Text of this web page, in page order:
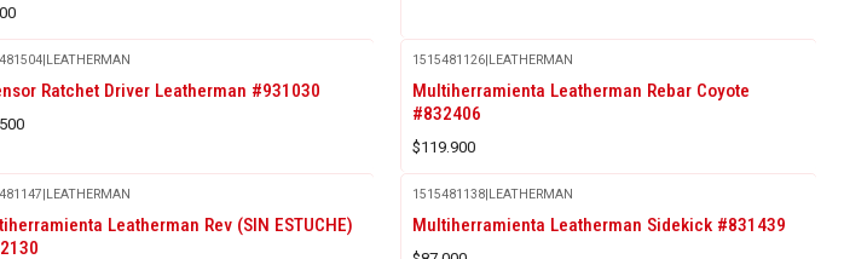
| LEATHERMAN
Ratchet Driver Leatherman #931030
1515481126 LEATHERMAN
Multiherramienta Leatherman Rebar Coyote
#832406
$119.900
LEATHERMAN
Leatherman Rev (SIN ESTUCHE)
1515481138 LEATHERMAN
Multiherramienta Leatherman Sidekick #831439